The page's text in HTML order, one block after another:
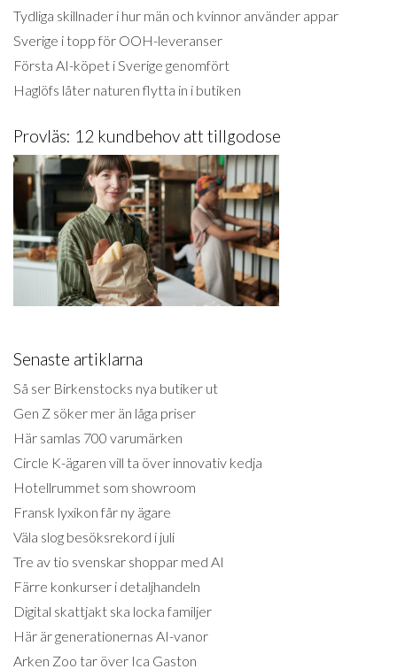
Tydliga skillnader i hur män och kvinnor använder appar
Sverige i topp för OOH-leveranser
Första AI-köpet i Sverige genomfört
Haglöfs låter naturen flytta in i butiken
Provläs: 12 kundbehov att tillgodose
Senaste artiklarna
Så ser Birkenstocks nya butiker ut
Gen Z söker mer än låga priser
Här samlas 700 varumärken
Circle K-ägaren vill ta över innovativ kedja
Hotellrummet som showroom
Fransk lyxikon får ny ägare
Väla slog besöksrekord i juli
Tre av tio svenskar shoppar med AI
Färre konkurser i detaljhandeln
Digital skattjakt ska locka familjer
Här är generationernas AI-vanor
Arken Zoo tar över Ica Gaston